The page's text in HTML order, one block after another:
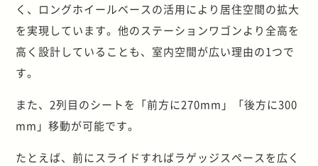
く、ロングホイールベースの活用により居住空間の拡大
を実現しています。他のステーションワゴンより全高を
高く設計していることも、室内空間が広い理由の1つで
す。
また、2列目のシートを「前方に270mm」「後方に300
mm」移動が可能です。
たとえば、前にスライドすればラゲッジスペースを広く